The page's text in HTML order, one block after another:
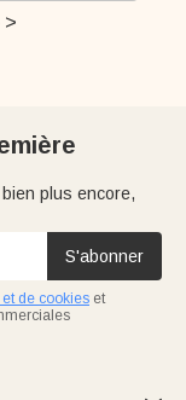
>
plus encore,
S'abonner
de cookies et